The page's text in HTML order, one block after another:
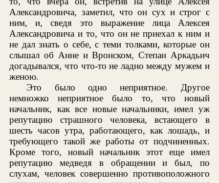
Александровича, заметил, что он сух и строг с
ним, и, сведя это выражение лица Алексея
Александровича и то, что он не приехал к ним и
не дал знать о себе, с теми толками, которые он
слышал об Анне и Вронском, Степан Аркадьич
догадывался, что что-то не ладно между мужем и
женою.
Это было одно неприятное. Другое
немножко неприятное было то, что новый
начальник, как все новые начальники, имел уж
репутацию страшного человека, встающего в
шесть часов утра, работающего, как лошадь, и
требующего такой же работы от подчиненных.
Кроме того, новый начальник этот еще имел
репутацию медведя в обращении и был, по
слухам, человек совершенно противоположного